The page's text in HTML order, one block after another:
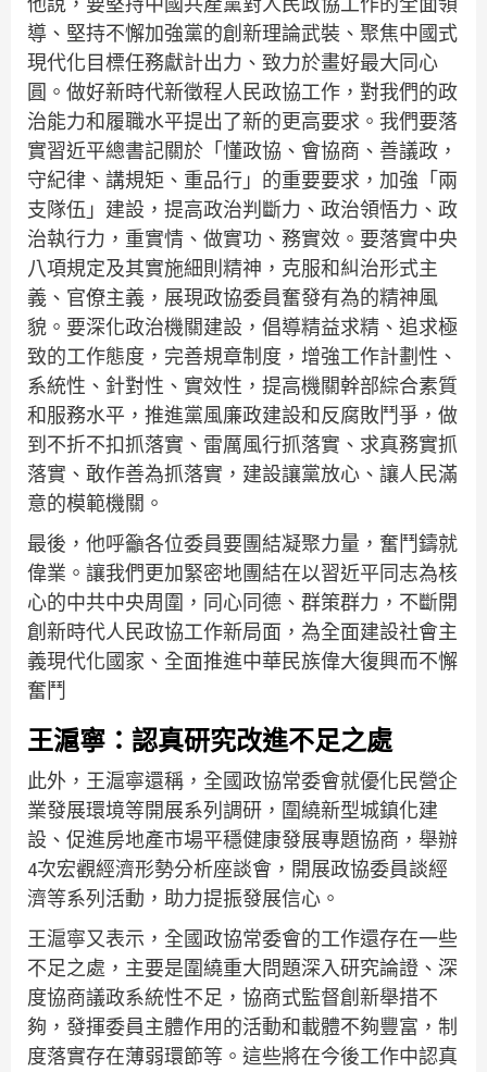
導、堅持不懈加強黨的創新理論武裝、聚焦中國式
現代化目標任務獻計出力、致力於畫好最大同心
圓。做好新時代新徵程人民政協工作，對我們的政
治能力和履職水平提出了新的更高要求。我們要落
實習近平總書記關於「懂政協、會協商、善議政，
守紀律、講規矩、重品行」的重要要求，加強「兩
支隊伍」建設，提高政治判斷力、政治領悟力、政
治執行力，重實情、做實功、務實效。要落實中央
八項規定及其實施細則精神，克服和糾治形式主
義、官僚主義，展現政協委員奮發有為的精神風
貌。要深化政治機關建設，倡導精益求精、追求極
致的工作態度，完善規章制度，增強工作計劃性、
系統性、針對性、實效性，提高機關幹部綜合素質
和服務水平，推進黨風廉政建設和反腐敗鬥爭，做
到不折不扣抓落實、雷厲風行抓落實、求真務實抓
落實、敢作善為抓落實，建設讓黨放心、讓人民滿
意的模範機關。
最後，他呼籲各位委員要團結凝聚力量，奮鬥鑄就
偉業。讓我們更加緊密地團結在以習近平同志為核
心的中共中央周圍，同心同德、群策群力，不斷開
創新時代人民政協工作新局面，為全面建設社會主
義現代化國家、全面推進中華民族偉大復興而不懈
奮鬥
王滬寧：認真研究改進不足之處
此外，王滬寧還稱，全國政協常委會就優化民營企
業發展環境等開展系列調研，圍繞新型城鎮化建
設、促進房地產市場平穩健康發展專題協商，舉辦
4次宏觀經濟形勢分析座談會，開展政協委員談經
濟等系列活動，助力提振發展信心。
王滬寧又表示，全國政協常委會的工作還存在一些
不足之處，主要是圍繞重大問題深入研究論證、深
度協商議政系統性不足，協商式監督創新舉措不
夠，發揮委員主體作用的活動和載體不夠豐富，制
度落實存在薄弱環節等。這些將在今後工作中認真